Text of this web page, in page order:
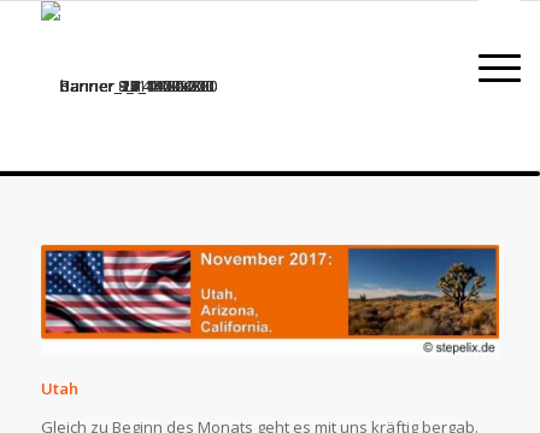
Utah
Gleich zu Beginn des Monats geht es mit uns kräftig bergab.